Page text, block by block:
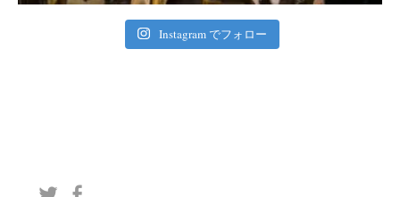
Instagram でフォロー